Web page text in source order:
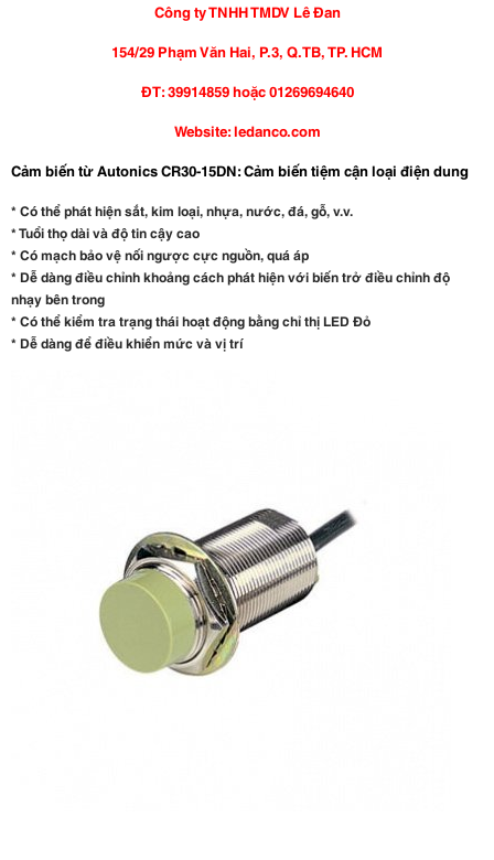
Công ty TNHH TMDV Lê Đan
154/29 Phạm Văn Hai, P.3, Q.TB, TP. HCM
ĐT: 39914859 hoặc 01269694640
Website: ledanco.com
Cảm biến từ Autonics CR30-15DN: Cảm biến tiệm cận loại điện dung
* Có thể phát hiện sắt, kim loại, nhựa, nước, đá, gỗ, v.v.
* Tuổi thọ dài và độ tin cậy cao
* Có mạch bảo vệ nối ngược cực nguồn, quá áp
* Dễ dàng điều chỉnh khoảng cách phát hiện với biến trở điều chỉnh độ
nhạy bên trong
* Có thể kiểm tra trạng thái hoạt động bằng chỉ thị LED Đỏ
* Dễ dàng để điều khiển mức và vị trí